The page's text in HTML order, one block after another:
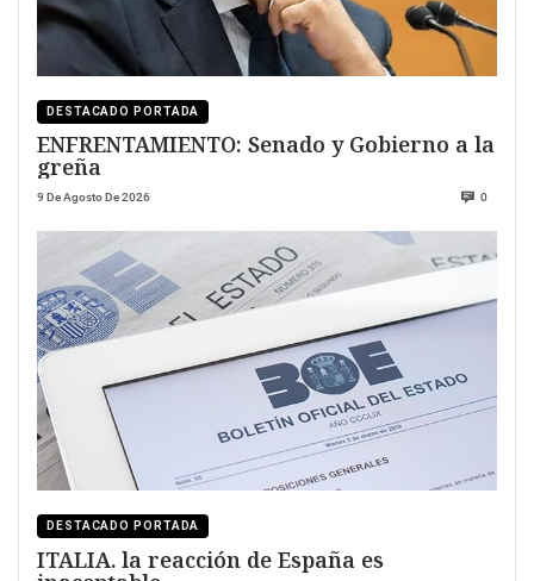
DESTACADO PORTADA
ENFRENTAMIENTO: Senado y Gobierno a la
greña
9 De Agosto De 2026 0
DESTACADO PORTADA
ITALIA. la reacción de España es